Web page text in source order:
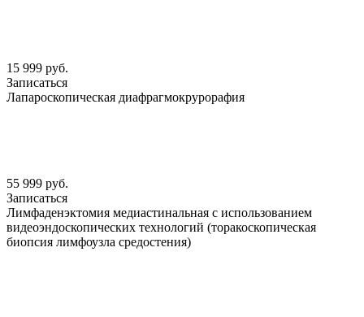
15 999 руб.
Записаться
Лапароскопическая диафрагмокрурорафия
55 999 руб.
Записаться
Лимфаденэктомия медиастинальная с использованием
видеоэндоскопических технологий (торакоскопическая
биопсия лимфоузла средостения)